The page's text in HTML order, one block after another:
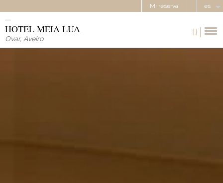
Mi reserva es
HOTEL MEIA LUA
Ovar, Aveiro